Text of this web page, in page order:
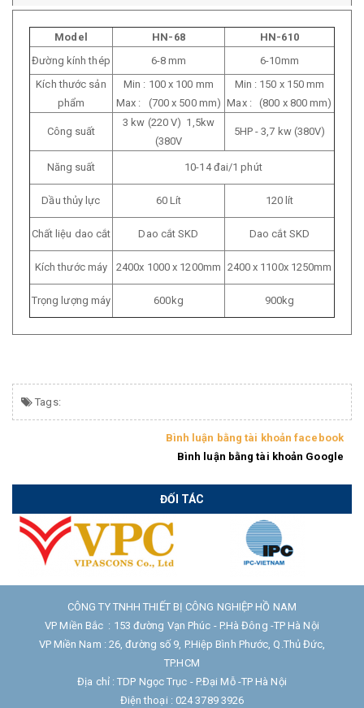
Model HN-68
HN-610
Đường kính thép
6-8 mm
6-10mm
Kích thước sản
phẩm
Min : 100 x 100 mm
Max : (700 x 500 mm)
Min : 150 x 150 mm
Max : (800 x 800 mm)
Công suất
3 kw (220 V) 1,5kw
(380V
5HP - 3,7 kw (380V)
Năng suất 10-14 đai/1 phút
Dầu thủy lực 60 Lít 120 lít
Chất liệu dao cắt Dao cắt SKD Dao cắt SKD
Kích thước máy 2400x 1000 x 1200mm 2400 x 1100x 1250mm
Trọng lượng máy 600kg 900kg
Tags:
Bình luận bằng tài khoản facebook
Bình luận bằng tài khoản Google
ĐỐI TÁC
CÔNG TY TNHH THIẾT BỊ CÔNG NGHIỆP HỒ NAM
VP Miền Bắc : 153 đường Vạn Phúc - P.Hà Đông -TP Hà Nội
VP Miền Nam : 26, đường số 9, P.Hiệp Bình Phước, Q.Thủ Đức,
TP.HCM
Địa chỉ : TDP Ngọc Trục - P.Đại Mỗ -TP Hà Nội
Điện thoại : 024 3789 3926